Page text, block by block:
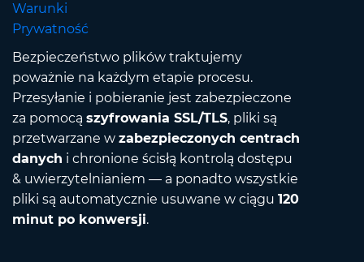
Warunki
Prywatność
Bezpieczeństwo plików traktujemy
poważnie na każdym etapie procesu.
Przesyłanie i pobieranie jest zabezpieczone
za pomocą szyfrowania SSL/TLS, pliki są
przetwarzane w zabezpieczonych centrach
danych i chronione ścisłą kontrolą dostępu
& uwierzytelnianiem — a ponadto wszystkie
pliki są automatycznie usuwane w ciągu 120
minut po konwersji.